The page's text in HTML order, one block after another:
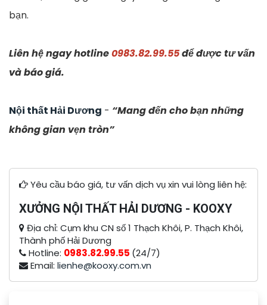
bạn.
Liên hệ ngay hotline0983.82.99.55để được tư vấn
và báo giá.
Nội thất Hải Dương - “Mang đến cho bạn những
không gian vẹn tròn”
Yêu cầu báo giá, tư vấn dịch vụ xin vui lòng liên hệ:
XƯỞNG NỘI THẤT HẢI DƯƠNG - KOOXY
Địa chỉ: Cụm khu CN số 1 Thạch Khôi, P. Thạch Khôi,
Thành phố Hải Dương
Hotline: 0983.82.99.55 (24/7)
Email: lienhe@kooxy.com.vn